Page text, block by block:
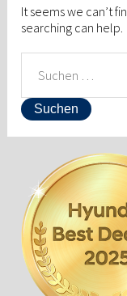
It seems we can’t
searching can help.
NACH: